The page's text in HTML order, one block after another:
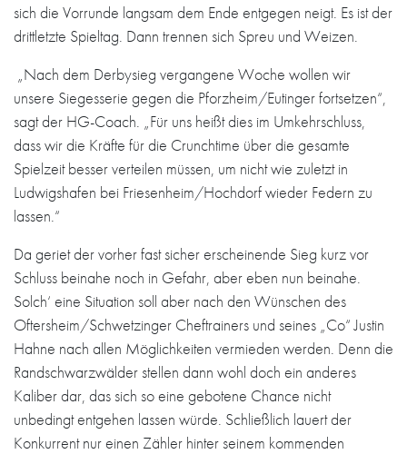
sich die Vorrunde langsam dem Ende entgegen neigt. Es ist der
drittletzte Spieltag. Dann trennen sich Spreu und Weizen.
„Nach dem Derbysieg vergangene Woche wollen wir
unsere Siegesserie gegen die Pforzheim/Eutinger fortsetzen“,
sagt der HG-Coach. „Für uns heißt dies im Umkehrschluss,
dass wir die Kräfte für die Crunchtime über die gesamte
Spielzeit besser verteilen müssen, um nicht wie zuletzt in
Ludwigshafen bei Friesenheim/Hochdorf wieder Federn zu
lassen.“
Da geriet der vorher fast sicher erscheinende Sieg kurz vor
Schluss beinahe noch in Gefahr, aber eben nun beinahe.
Solch‘ eine Situation soll aber nach den Wünschen des
Oftersheim/Schwetzinger Cheftrainers und seines „Co“ Justin
Hahne nach allen Möglichkeiten vermieden werden. Denn die
Randschwarzwälder stellen dann wohl doch ein anderes
Kaliber dar, das sich so eine gebotene Chance nicht
unbedingt entgehen lassen würde. Schließlich lauert der
Konkurrent nur einen Zähler hinter seinem kommenden